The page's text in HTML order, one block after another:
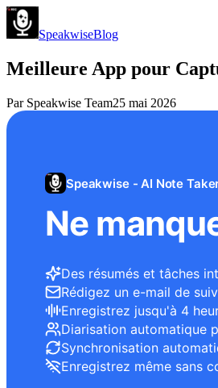
SpeakwiseBlog
Meilleure App pour
Par Speakwise Team25 mai 2026
Speakwise - AI Note
Ne
Des résumés et tâches
Rédigez un e-mail de
Enregistrez jusqu'à 4
Diarisation automatique
Synchronisation
Enregistrez même sans